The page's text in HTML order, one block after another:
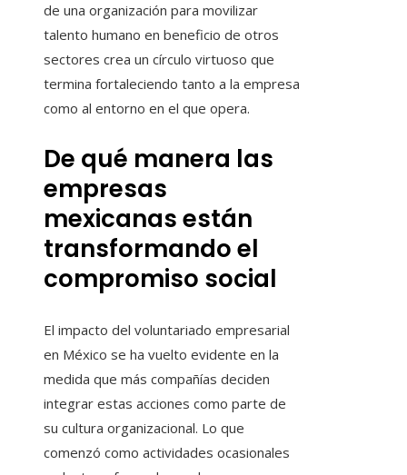
de una organización para movilizar
talento humano en beneficio de otros
sectores crea un círculo virtuoso que
termina fortaleciendo tanto a la empresa
como al entorno en el que opera.
De qué manera las
empresas
mexicanas están
transformando el
compromiso social
El impacto del voluntariado empresarial
en México se ha vuelto evidente en la
medida que más compañías deciden
integrar estas acciones como parte de
su cultura organizacional. Lo que
comenzó como actividades ocasionales